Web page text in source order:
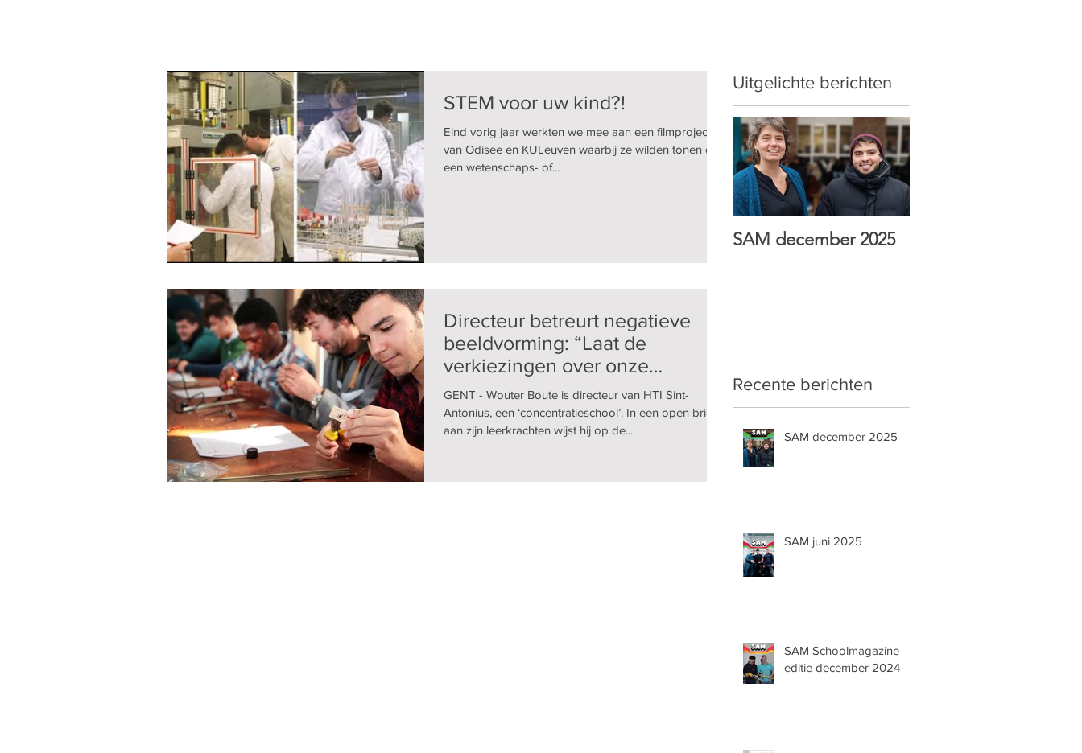
STEM voor uw kind?!
Eind vorig jaar werkten we mee aan een filmproject
van Odisee en KULeuven waarbij ze wilden tonen dat
een wetenschaps- of...
Directeur betreurt negatieve
beeldvorming: “Laat de
verkiezingen over onze
leerlingen gaan”
GENT - Wouter Boute is directeur van HTI Sint-
Antonius, een ‘concentratieschool’. In een open brief
aan zijn leerkrachten wijst hij op de...
Uitgelichte berichten
SAM december 2025
Recente berichten
SAM december 2025
SAM juni 2025
SAM Schoolmagazine
editie december 2024